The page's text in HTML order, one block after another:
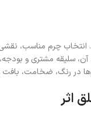
چرم مناسب،
سلیقه مشتری و
رنگ، ضخامت، بافت